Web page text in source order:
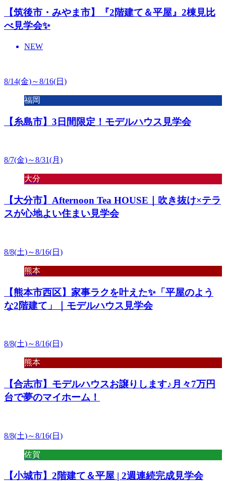
【筑後市・みやま市】『2階建て＆平屋』2棟見比
べ見学会✨
NEW
8/14(金)～8/16(日)
福岡
【糸島市】3日間限定！モデルハウス見学会
8/7(金)～8/31(月)
大分
【大分市】Afternoon Tea HOUSE｜吹き抜け×テラ
スが心地よい住まい見学会
8/8(土)～8/16(日)
熊本
【熊本市西区】家事ラクを叶えた✨「平屋のよう
な2階建て」｜モデルハウス見学会
8/8(土)～8/16(日)
熊本
【合志市】モデルハウスお譲りします♪月々7万円
台で夢のマイホーム！
8/8(土)～8/16(日)
佐賀
【小城市】2階建て＆平屋 | 2週連続完成見学会